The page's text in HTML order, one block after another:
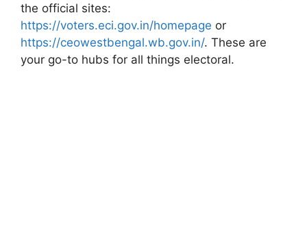
the official sites:
https://voters.eci.gov.in/homepage or
https://ceowestbengal.wb.gov.in/. These are
your go-to hubs for all things electoral.